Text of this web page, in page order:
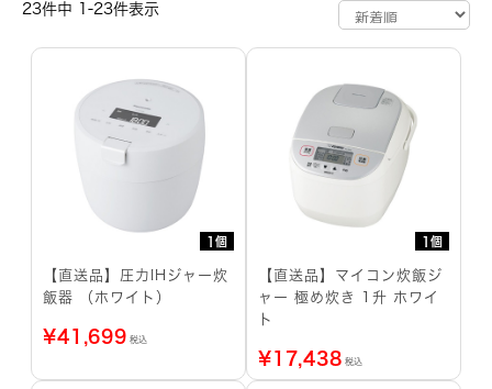
23件中 1-23件表示
1個
【直送品】圧力IHジャー炊
飯器 （ホワイト）
¥41,699 税込
1個
【直送品】マイコン炊飯ジ
ャー 極め炊き 1升 ホワイ
ト
¥17,438 税込